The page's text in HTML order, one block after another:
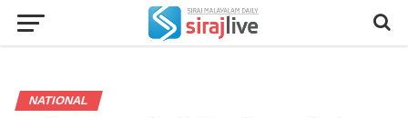
NATIONAL